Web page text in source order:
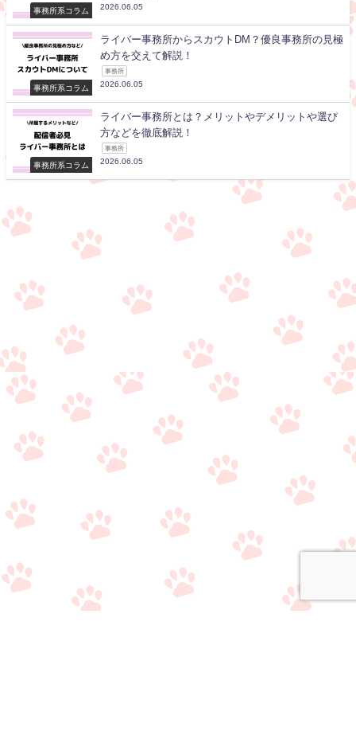
事務所系コラム 2026.06.05
事務所系コラム
ライバー事務所からスカウトDM？優良事務所の見極
め方を交えて解説！
事務所
2026.06.05
事務所系コラム
ライバー事務所とは？メリットやデメリットや選び
方などを徹底解説！
事務所
2026.06.05